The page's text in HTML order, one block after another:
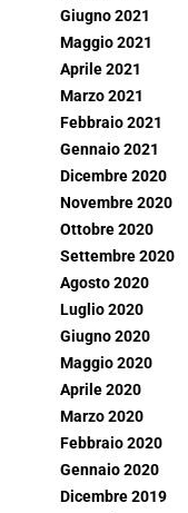
Giugno 2021
Maggio 2021
Aprile 2021
Marzo 2021
Febbraio 2021
Gennaio 2021
Dicembre 2020
Novembre 2020
Ottobre 2020
Settembre 2020
Agosto 2020
Luglio 2020
Giugno 2020
Maggio 2020
Aprile 2020
Marzo 2020
Febbraio 2020
Gennaio 2020
Dicembre 2019